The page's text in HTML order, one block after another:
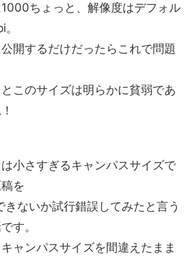
ちょっと、解像度はデフォル
開するだけだったらこれで問題
このサイズは明らかに貧弱であ
小さすぎるキャンパスサイズで
を
ないか試行錯誤してみたと言う
す。
ャンパスサイズを間違えたまま